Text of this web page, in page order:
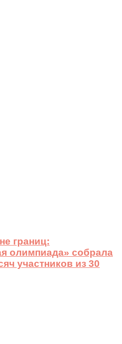
границ:
олимпиада» собрала
участников из 30